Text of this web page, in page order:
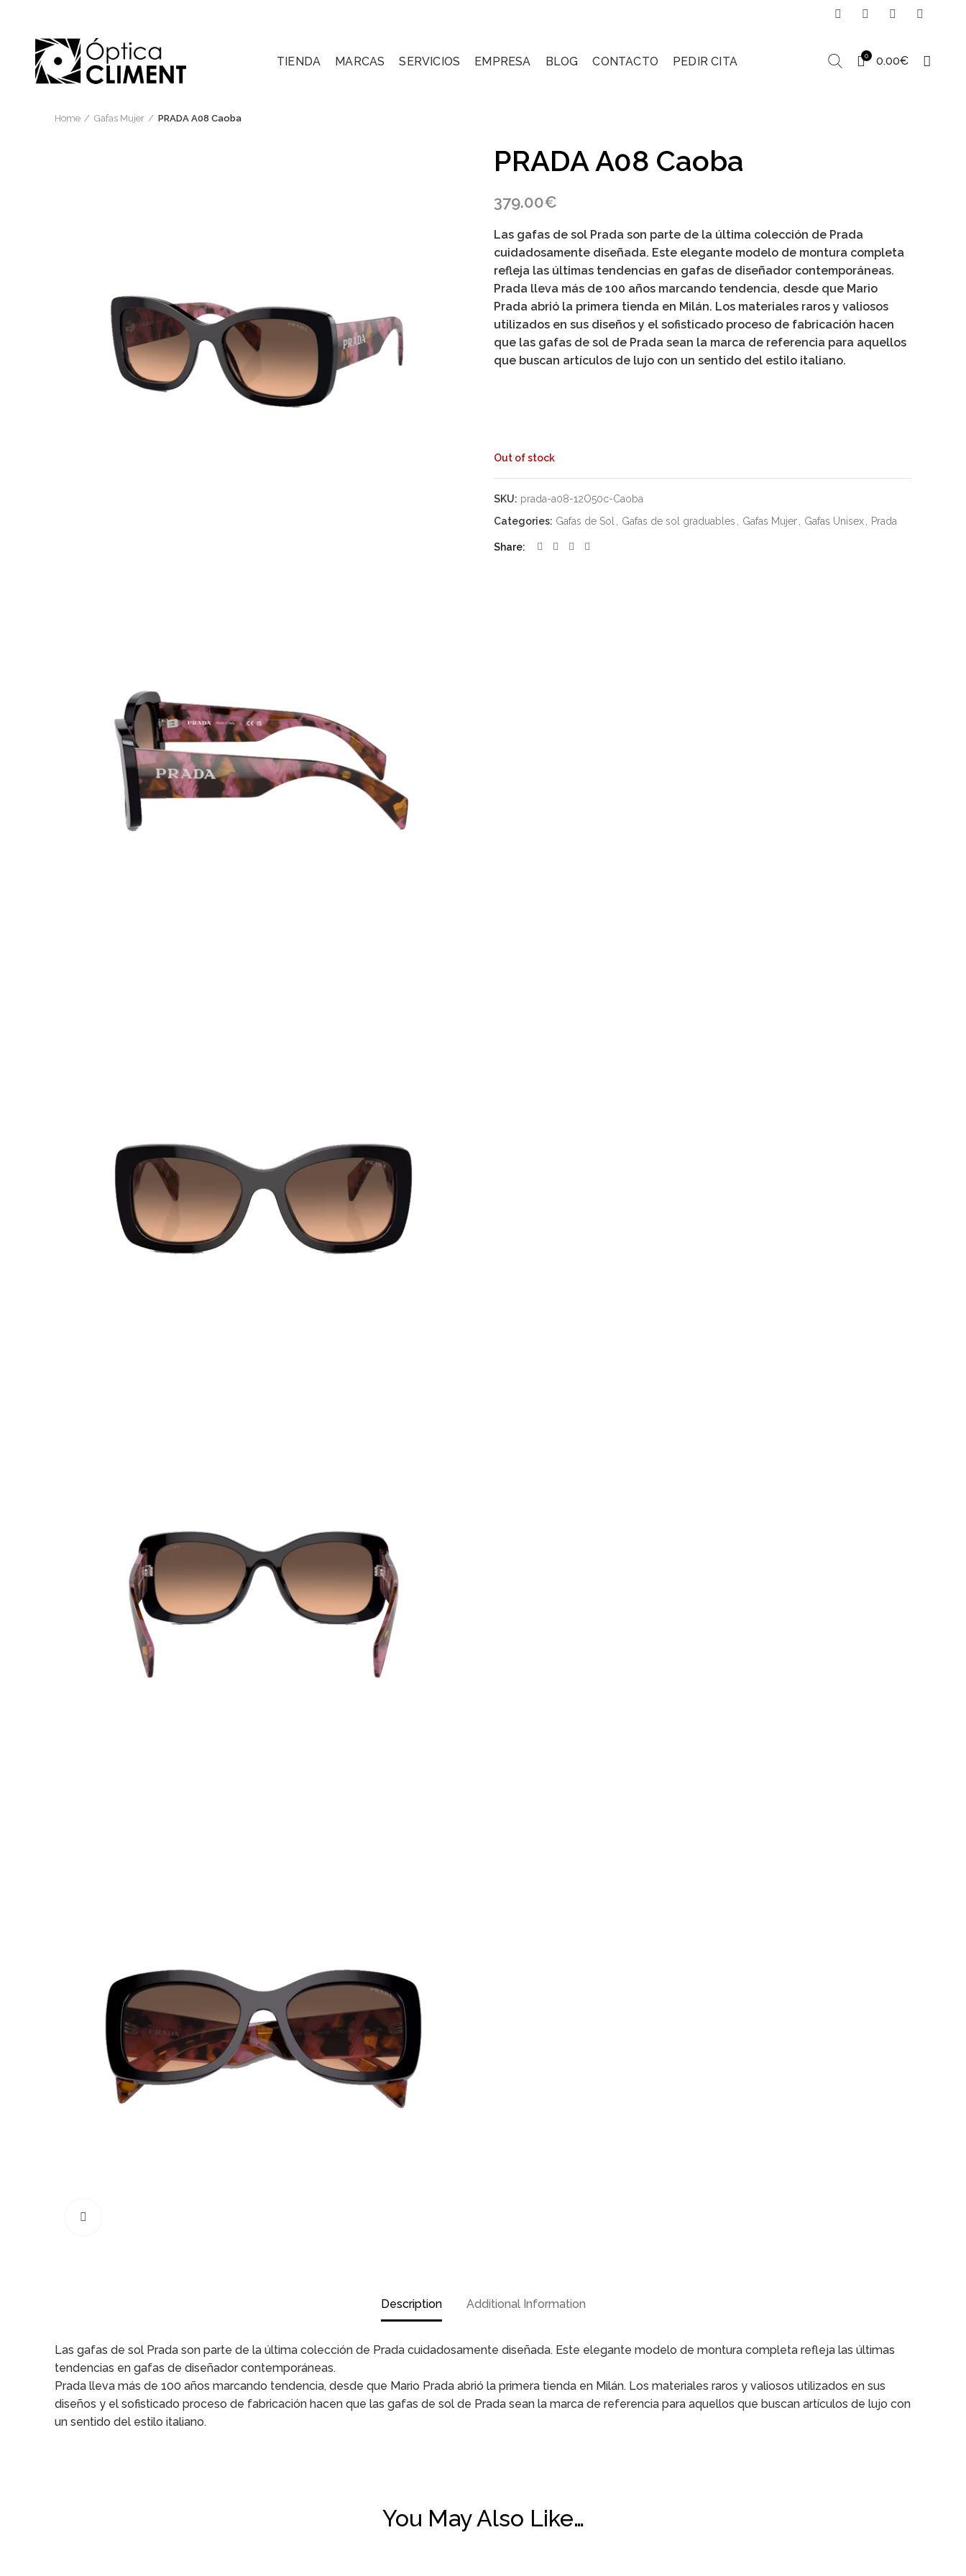
TIENDA MARCAS SERVICIOS EMPRESA BLOG CONTACTO PEDIR CITA 0 0.00€
Home Gafas Mujer PRADA A08 Caoba
PRADA A08 Caoba
379.00€
Las gafas de sol Prada son parte de la última colección de Prada
cuidadosamente diseñada. Este elegante modelo de montura completa
refleja las últimas tendencias en gafas de diseñador contemporáneas.
Prada lleva más de 100 años marcando tendencia, desde que Mario
Prada abrió la primera tienda en Milán. Los materiales raros y valiosos
utilizados en sus diseños y el sofisticado proceso de fabricación hacen
que las gafas de sol de Prada sean la marca de referencia para aquellos
que buscan artículos de lujo con un sentido del estilo italiano.
Out of stock
SKU: prada-a08-12O50c-Caoba
Categories: Gafas de Sol Gafas de sol graduables Gafas Mujer Gafas Unisex Prada
Share
Description Additional Information
Las gafas de sol Prada son parte de la última colección de Prada cuidadosamente diseñada. Este elegante modelo de montura completa refleja las últimas
tendencias en gafas de diseñador contemporáneas.
Prada lleva más de 100 años marcando tendencia, desde que Mario Prada abrió la primera tienda en Milán. Los materiales raros y valiosos utilizados en sus
diseños y el sofisticado proceso de fabricación hacen que las gafas de sol de Prada sean la marca de referencia para aquellos que buscan artículos de lujo con
un sentido del estilo italiano.
You May Also Like…